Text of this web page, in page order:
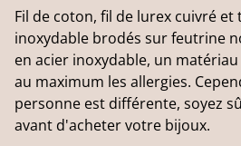
Fil de coton, fil de lurex cuivré et
inoxydable brodés sur feutrine
en acier inoxydable, un
au maximum les allergies.
personne est différente, soyez
avant d'acheter votre bijoux.